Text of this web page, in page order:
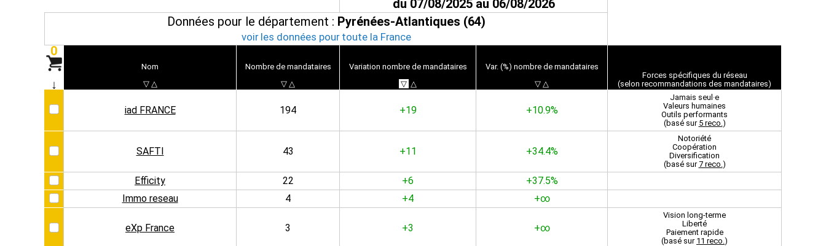
du 07/08/2025 au 06/08/2026
Données pour le département : Pyrénées-Atlantiques (64)
voir les données pour toute la France
0
↓
Nom
▽ △
Nombre de mand ataires
▽ △
Variation nombre de mand ataires
▽ △
Var. (%) nombre de mand ataires
▽ △
Forces spécifiques du réseau
(selon recommandations des mandataires)
iad FRANCE 194 +19 +10.9%
Jamais seul·e
Valeurs humaines
Outils performants
(basé sur 5 reco. )
SAFTI 43 +11 +34.4%
Notoriété
Coopération
Diversification
(basé sur7 reco. )
Efficity 22 +6
+37.5%
Immo reseau
4 +4 +∞
eXp France 3 +3 +∞
Vision long-terme
Liberté
Paiement rapide
(basé sur 11 reco. )